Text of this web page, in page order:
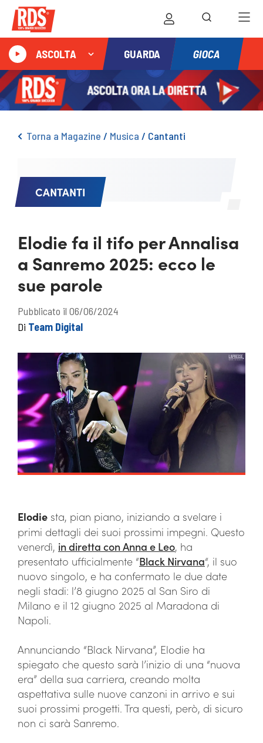
ASCOLTA GUARDA GIOCA
Torna a Magazine / Musica / Cantanti
CANTANTI
Elodie fa il tifo per Annalisa
a Sanremo 2025: ecco le
sue parole
Pubblicato il 06/06/2024
Di Team Digital
Elodie sta, pian piano, iniziando a svelare i
primi dettagli dei suoi prossimi impegni. Questo
venerdì, in diretta con Anna e Leo, ha
presentato ufficialmente “Black Nirvana“, il suo
nuovo singolo, e ha confermato le due date
negli stadi: l’8 giugno 2025 al San Siro di
Milano e il 12 giugno 2025 al Maradona di
Napoli.
Annunciando “Black Nirvana”, Elodie ha
spiegato che questo sarà l’inizio di una “nuova
era” della sua carriera, creando molta
aspettativa sulle nuove canzoni in arrivo e sui
suoi prossimi progetti. Tra questi, però, di sicuro
non ci sarà Sanremo.